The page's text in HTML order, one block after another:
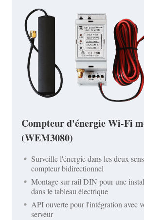
Compteur d'énergie Wi-Fi
(WEM3080)
Surveille l'énergie dans les deux
compteur bidirectionnel
Montage sur rail DIN pour une
dans le tableau électrique
API ouverte pour l'intégration avec
serveur